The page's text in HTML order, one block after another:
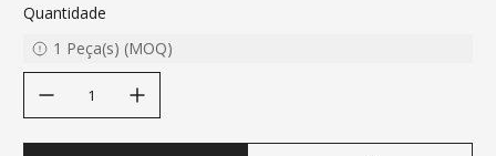
Quantidade
1 Peça(s) (MOQ)